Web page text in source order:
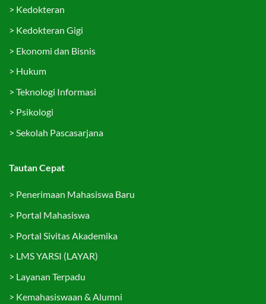
> Kedokteran
> Kedokteran Gigi
> Ekonomi dan Bisnis
> Hukum
> Teknologi Informasi
> Psikologi
> Sekolah Pascasarjana
Tautan Cepat
> Penerimaan Mahasiswa Baru
> Portal Mahasiswa
> Portal Sivitas Akademika
> LMS YARSI (LAYAR)
> Layanan Terpadu
> Kemahasiswaan & Alumni